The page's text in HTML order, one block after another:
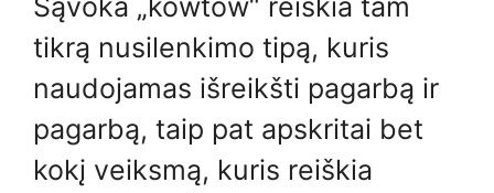
Sąvoka „kowtow“ reiškia tam
tikrą nusilenkimo tipą, kuris
naudojamas išreikšti pagarbą ir
pagarbą, taip pat apskritai bet
kokį veiksmą, kuris reiškia